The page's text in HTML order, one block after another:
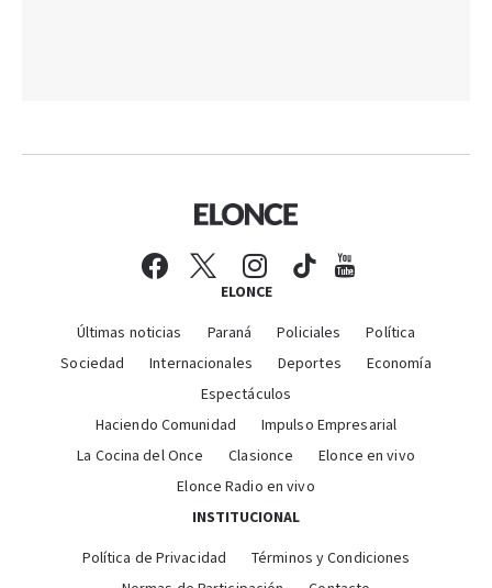
ELONCE
Últimas noticias Paraná Policiales
Política
Sociedad
Internacionales Deportes
Economía
Espectáculos
Haciendo Comunidad
Impulso Empresarial
La Cocina del Once
Clasionce
Elonce en vivo
Elonce Radio en vivo
INSTITUCIONAL
Política de Privacidad
Términos y Condiciones